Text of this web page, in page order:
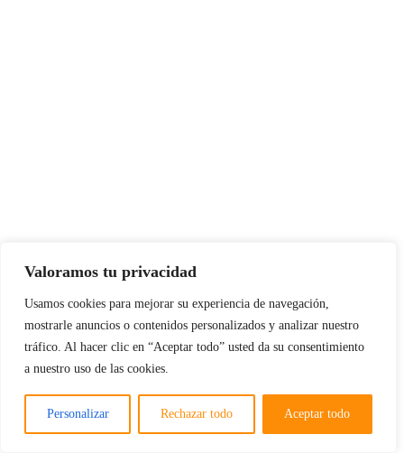
Valoramos tu privacidad
Usamos cookies para mejorar su experiencia de navegación,
mostrarle anuncios o contenidos personalizados y analizar nuestro
tráfico. Al hacer clic en “Aceptar todo” usted da su consentimiento
a nuestro uso de las cookies.
Personalizar Rechazar todo Aceptar todo